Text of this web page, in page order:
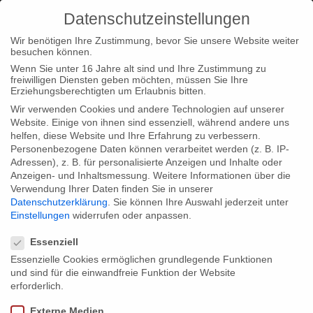
Home Typ|News
“Mittsommernachtstango” bei den
Nordischen Filmtagen Lübeck
“Mittsommernachtstango” bei den
Nordischen Filmtagen Lübeck
Unsere deutsch-finnisch-argentinische Koproduktion
“Mittsommernachtstango” (Regie: Viviane Blumenschein) wird
Datenschutzeinstellungen
Wir benötigen Ihre Zustimmung, bevor Sie unsere Website weiter
besuchen können.
Wenn Sie unter 16 Jahre alt sind und Ihre Zustimmung zu
freiwilligen Diensten geben möchten, müssen Sie Ihre
Erziehungsberechtigten um Erlaubnis bitten.
Wir verwenden Cookies und andere Technologien auf unserer
Website. Einige von ihnen sind essenziell, während andere uns
helfen, diese Website und Ihre Erfahrung zu verbessern.
Personenbezogene Daten können verarbeitet werden (z. B. IP-
Adressen), z. B. für personalisierte Anzeigen und Inhalte oder
Anzeigen- und Inhaltsmessung. Weitere Informationen über die
Verwendung Ihrer Daten finden Sie in unserer
Datenschutzerklärung
Sie können Ihre Auswahl jederzeit unter
Einstellungen widerrufen oder anpassen.
Essenziell
Essenzielle Cookies ermöglichen grundlegende Funktionen
und sind für die einwandfreie Funktion der Website
erforderlich.